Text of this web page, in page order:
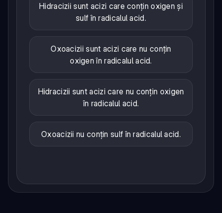
Hidracizii sunt acizi care conțin oxigen și
sulf în radicalul acid.
Oxoacizii sunt acizi care nu conțin
oxigen în radicalul acid.
Hidracizii sunt acizi care nu conțin oxigen
în radicalul acid.
Oxoacizii nu conțin sulf în radicalul acid.